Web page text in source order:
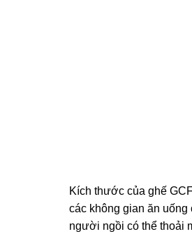
Kích thước của ghế
các không gian ăn
người ngồi có thể thoải